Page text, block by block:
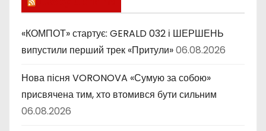
к
и
«КОМПОТ» стартує: GERALD 032 і ШЕРШЕНЬ
випустили перший трек «Притули»06.08.2026
Нова пісня VORONOVA «Сумую за собою»
присвячена тим, хто втомився бути сильним
06.08.2026